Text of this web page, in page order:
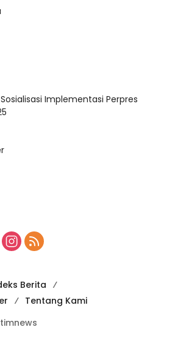
Implementasi Perpres
Berita
Tentang Kami